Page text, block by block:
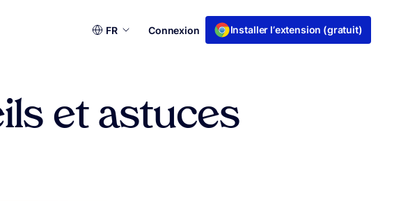
Choisir
FR Connexion Installer l’extension (gratuit)
et astuces